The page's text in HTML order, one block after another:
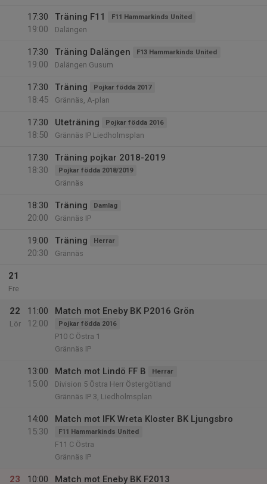
17:30
19:00
Träning F11 F11 Hammarkinds United
Dalängen
17:30
19:00
Träning Dalängen F13 Hammarkinds United
Dalängen Gusum
17:30
18:45
Träning Pojkar födda 2017
Grännäs, A-plan
17:30
18:50
Uteträning Pojkar födda 2016
Grännäs IP Liedholmsplan
17:30
18:30
Träning pojkar 2018-2019
Pojkar födda 2018/2019
Grännäs
18:30
20:00
Träning Damlag
Grännäs IP
19:00
20:30
Träning Herrar
Grännäs
21
Fre
22
Lör
11:00
12:00
Match mot Eneby BK P2016 Grön
Pojkar födda 2016
P10 C Östra 1
Grännäs IP
13:00
15:00
Match mot Lindö FF B Herrar
Division 5 Östra Herr Östergötland
Grännäs IP 3, Liedholmsplan
14:00
15:30
Match mot IFK Wreta Kloster BK Ljungsbro
F11 Hammarkinds United
F11 C Östra
Grännäs IP
23 10:00 Match mot Eneby BK F2013